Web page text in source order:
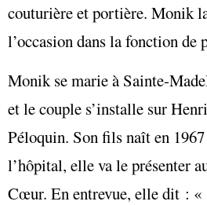
couturière et portière. Monik
l’occasion dans la fonction de
Monik se marie à Sainte-
et le couple s’installe sur
Péloquin. Son fils naît en
l’hôpital, elle va le présenter
Cœur. En entrevue, elle dit :